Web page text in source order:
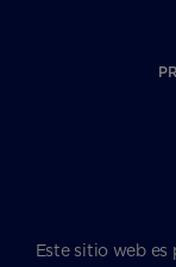
Este sitio web es